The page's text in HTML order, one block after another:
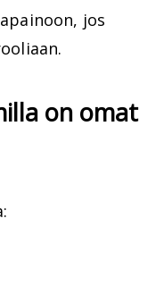
jos
on omat